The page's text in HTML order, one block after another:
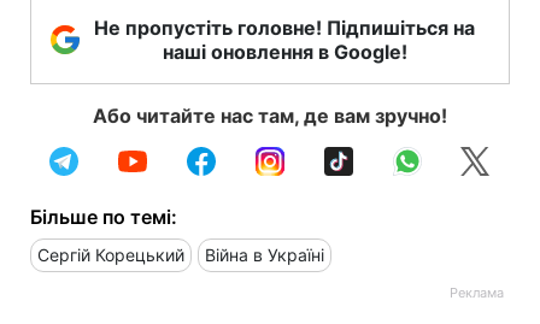
Не пропустіть головне! Підпишіться на
наші оновлення в Google!
Або читайте нас там, де вам зручно!
Більше по темі:
Сергій Корецький Війна в Україні